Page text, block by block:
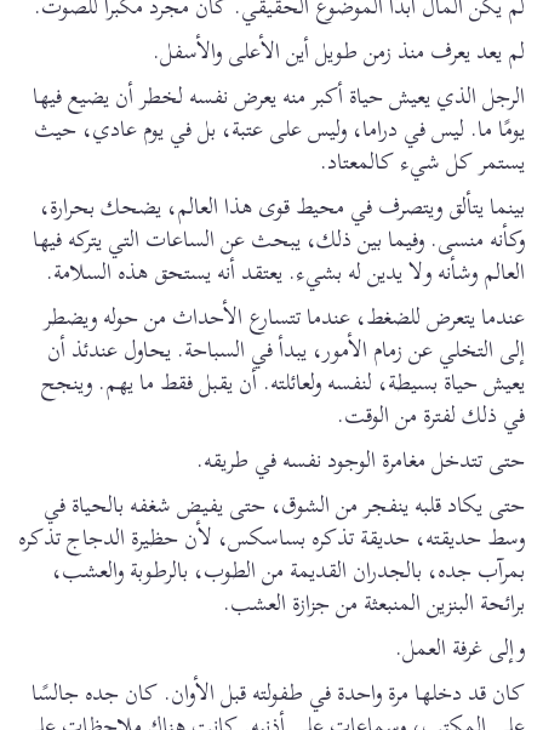
لم يعد يعرف منذ زمن طويل أين الأعلى والأسفل.
الرجل الذي يعيش حياة أكبر منه يعرض نفسه لخطر أن يضيع فيها
يومًا ما. ليس في دراما، وليس على عتبة، بل في يوم عادي، حيث
يستمر كل شيء كالمعتاد.
بينما يتألق ويتصرف في محيط قوى هذا العالم، يضحك بحرارة،
وكأنه منسى. وفيما بين ذلك، يبحث عن الساعات التي يتركه فيها
العالم وشأنه ولا يدين له بشيء. يعتقد أنه يستحق هذه السلامة.
عندما يتعرض للضغط، عندما تتسارع الأحداث من حوله ويضطر
إلى التخلي عن زمام الأمور، يبدأ في السباحة. يحاول عندئذ أن
يعيش حياة بسيطة، لنفسه ولعائلته. أن يقبل فقط ما يهم. وينجح
في ذلك لفترة من الوقت.
حتى تتدخل مغامرة الوجود نفسه في طريقه.
حتى يكاد قلبه ينفجر من الشوق، حتى يفيض شغفه بالحياة في
وسط حديقته، حديقة تذكره بساسكس، لأن حظيرة الدجاج تذكره
بمرآب جده، بالجدران القديمة من الطوب، بالرطوبة والعشب،
برائحة البنزين المنبعثة من جزازة العشب.
وإلى غرفة العمل.
كان قد دخلها مرة واحدة في طفولته قبل الأوان. كان جده جالسًا